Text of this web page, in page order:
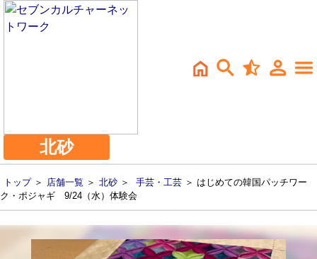
北砂
トップ＞ 店舗一覧 ＞ 北砂 ＞ 手芸・工芸 ＞ はじめての韓国パッチワー
ク・ポジャギ 9/24（水）体験会